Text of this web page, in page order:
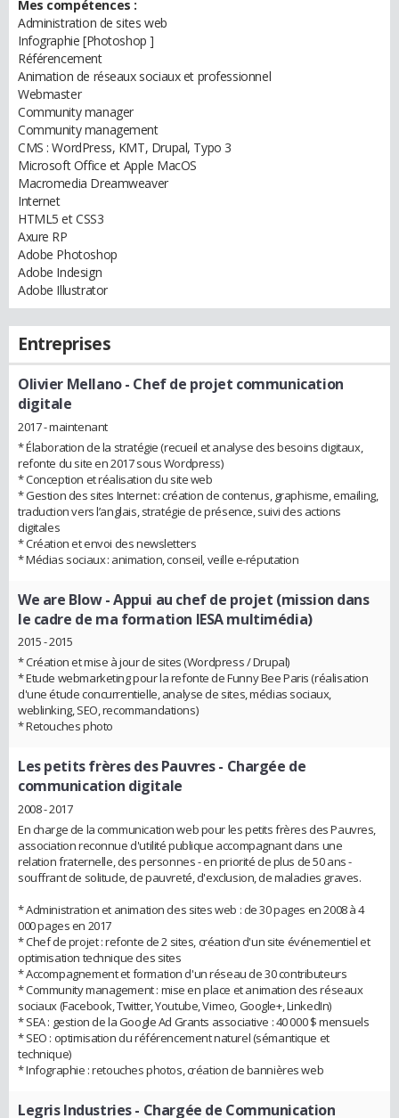
Mes compétences :
Administration de sites web
Infographie [Photoshop ]
Référencement
Animation de réseaux sociaux et professionnel
Webmaster
Community manager
Community management
CMS : WordPress, KMT, Drupal, Typo 3
Microsoft Office et Apple MacOS
Macromedia Dreamweaver
Internet
HTML5 et CSS3
Axure RP
Adobe Photoshop
Adobe Indesign
Adobe Illustrator
Entreprises
Olivier Mellano- Chef de projet communication
digitale
2017 - maintenant
* Élaboration de la stratégie (recueil et analyse des besoins digitaux,
refonte du site en 2017 sous Wordpress)
* Conception et réalisation du site web
* Gestion des sites Internet : création de contenus, graphisme, emailing,
traduction vers l’anglais, stratégie de présence, suivi des actions
digitales
* Création et envoi des newsletters
* Médias sociaux : animation, conseil, veille e-réputation
We are Blow- Appui au chef de projet (mission dans
le cadre de ma formation IESA multimédia)
2015 - 2015
* Création et mise à jour de sites (Wordpress / Drupal)
* Etude webmarketing pour la refonte de Funny Bee Paris (réalisation
d'une étude concurrentielle, analyse de sites, médias sociaux,
weblinking, SEO, recommandations)
* Retouches photo
Les petits frères des Pauvres- Chargée de
communication digitale
2008 - 2017
En charge de la communication web pour les petits frères des Pauvres,
association reconnue d'utilité publique accompagnant dans une
relation fraternelle, des personnes - en priorité de plus de 50 ans -
souffrant de solitude, de pauvreté, d'exclusion, de maladies graves.
* Administration et animation des sites web : de 30 pages en 2008 à 4
000 pages en 2017
* Chef de projet : refonte de 2 sites, création d'un site événementiel et
optimisation technique des sites
* Accompagnement et formation d'un réseau de 30 contributeurs
* Community management : mise en place et animation des réseaux
sociaux (Facebook, Twitter, Youtube, Vimeo, Google+, LinkedIn)
* SEA : gestion de la Google Ad Grants associative : 40 000 $ mensuels
* SEO : optimisation du référencement naturel (sémantique et
technique)
* Infographie : retouches photos, création de bannières web
Legris Industries- Chargée de Communication